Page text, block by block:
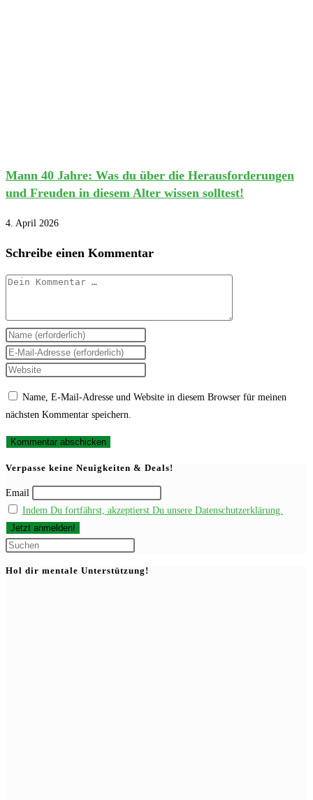
Mann 40 Jahre: Was du über die Herausforderungen
und Freuden in diesem Alter wissen solltest!
4. April 2026
Schreibe einen Kommentar
Kommentar
Gib
deinen
Namen
Benutzernamen
Kommentieren
Gib
deine
zum
ein
Gib
ein
Name, E-Mail-Adresse und Website in diesem Browser für meinen
nächsten Kommentar speichern.
Verpasse keine Neuigkeiten & Deals!
Email
Indem Du fortfährst, akzeptierst Du unsere Datenschutzerklärung.
Hol dir mentale Unterstützung!